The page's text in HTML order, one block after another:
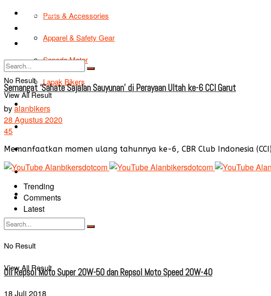
Parts & Accessories
Apparel & Safety Gear
Sepeda Motor
Lapak Bikers
Agenda
Road Safety
TIPS & TRIK
Bikers Cars
Tentang Kami
No Result
View All Result
TIPS & TRIK
Tentang Kami
No Result
View All Result
Semangat ‘Sahate Sajalan Sauyunan’ di Perayaan Ultah ke-6 CCI Garut
byalanbikers
28 Agustus 2020
45
Memanfaatkan momen ulang tahunnya ke-6, CBR Club Indonesia
Trending
Comments
Latest
Oli Repsol Moto Super 20W-50 dan Repsol Moto Speed 20W-40
18 Juli 2018